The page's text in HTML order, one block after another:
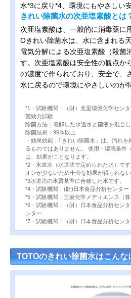
水*3に戻り*4、環境にもやさしい
きれい除菌水の次亜塩素酸とは
次亜塩素酸は、一般的に消毒薬に
Oきれい除菌水は、水に含まれる
電気分解による次亜塩素酸（殺菌
す。次亜塩素酸は安全性の観点か
の濃度で作られており、安全で、
水に戻るので環境にやさしいのが
*1・試験機関：（財）北里環境化学セン
菌効力試験
除菌方法：電解した水道水と菌液を混合
除菌結果：99％以上
・効果効能：｢きれい除菌水」は、汚れ
るものではありません。 使用・環境条件
は、効果がことなります。
*2・水道水（水道法で定められた水）で
オンが少ないため十分な効果が得られない
*3水道法の水質基準に合致した水です。
*4・試験機関：(財)日本食品分析センター
*5・試験機関：三菱化学メディエンス（株
*6・試験機関：（財）日本食品分析セン
ンター
*7・試験機関：（財）日本食品分析センタ
TOTOのきれい除菌水はこんな